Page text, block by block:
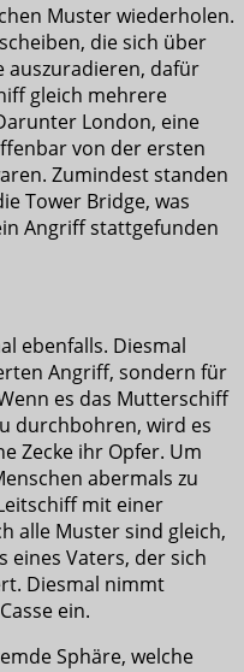
Muster wiederholen.
die sich über
auszuradieren, dafür
gleich mehrere
London, eine
von der ersten
Zumindest standen
Tower Bridge, was
Angriff stattgefunden
ebenfalls. Diesmal
Angriff, sondern für
es das Mutterschiff
durchbohren, wird es
Zecke ihr Opfer. Um
abermals zu
mit einer
alle Muster sind gleich,
eines Vaters, der sich
Diesmal nimmt
ein.
Sphäre, welche